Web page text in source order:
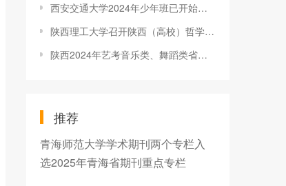
西安交通大学2024年少年班已开始接收报名
陕西理工大学召开陕西（高校）哲学社会科学重点研究基地“陕南绿
陕西2024年艺考音乐类、舞蹈类省级统考考试公告
推荐
青海师范大学学术期刊两个专栏入
选2025年青海省期刊重点专栏